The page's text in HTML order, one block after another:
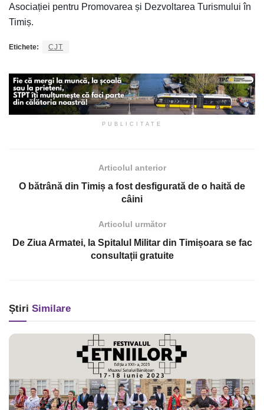
Asociației pentru Promovarea și Dezvoltarea Turismului în
Timiș.
Etichete: CJT
PUBLICITATE
Articolul anterior
O bătrână din Timiș a fost desfigurată de o haită de
câini
Articolul următor
De Ziua Armatei, la Spitalul Militar din Timișoara se fac
consultații gratuite
Știri Similare